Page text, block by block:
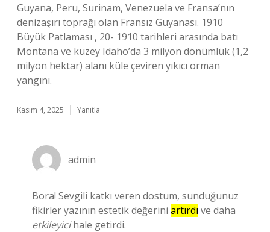
Guyana, Peru, Surinam, Venezuela ve Fransa’nın
denizaşırı toprağı olan Fransız Guyanası. 1910
Büyük Patlaması , 20- 1910 tarihleri ​​arasında batı
Montana ve kuzey Idaho’da 3 milyon dönümlük (1,2
milyon hektar) alanı küle çeviren yıkıcı orman
yangını.
Kasım 4, 2025 Yanıtla
admin
Bora! Sevgili katkı veren dostum, sunduğunuz
fikirler yazının estetik değerini artırdı ve daha
etkileyicihale getirdi.